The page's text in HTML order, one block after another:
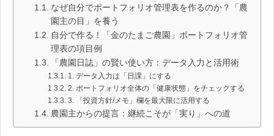
なぜ自分でポートフォリオ管理表を作るのか？「農
園主の目」を養う
自分で作る！「金のたまご農園」ポートフォリオ管
理表の項目例
「農園日誌」の賢い使い方：データ入力と活用術
1. データ入力は「日課」にする
2. ポートフォリオ全体の「健康状態」をチェックする
3. 「投資方針/メモ」欄を最大限に活用する
農園主からの提言：継続こそが「実り」への道